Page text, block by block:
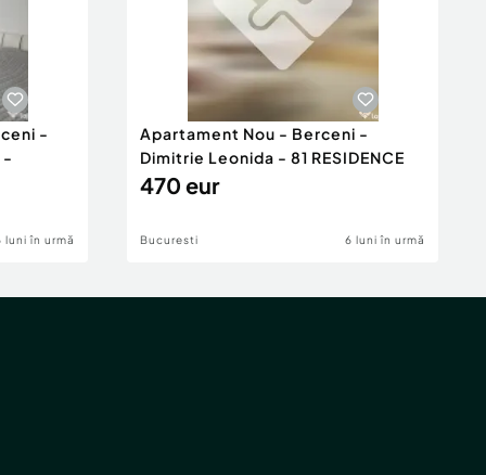
-
-
luni în urmă
Apartament Nou - Berceni -
Dimitrie Leonida - 81 RESIDENCE
470 eur
Bucuresti 6 luni în urmă